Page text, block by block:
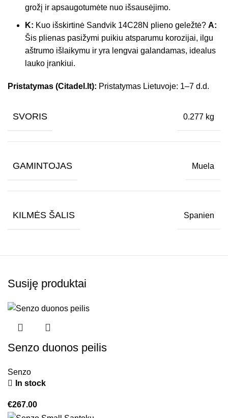
grožį ir apsaugotumėte nuo išsausėjimo.
K: Kuo išskirtinė Sandvik 14C28N plieno geležtė? A:
Šis plienas pasižymi puikiu atsparumu korozijai, ilgu
aštrumo išlaikymu ir yra lengvai galandamas, idealus
lauko įrankiui.
Pristatymas (Citadel.lt): Pristatymas Lietuvoje: 1–7 d.d.
SVORIS 0.277 kg
GAMINTOJAS Muela
KILMĖS ŠALIS Spanien
Susiję produktai
Senzo duonos peilis
Senzo
In stock
€267.00